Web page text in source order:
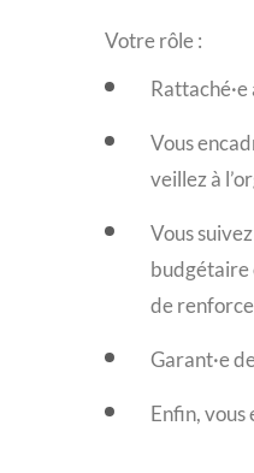
Votre rôle :
Vous
veillez à
Vous
budgétaire
de
Garant·e
Enfin,